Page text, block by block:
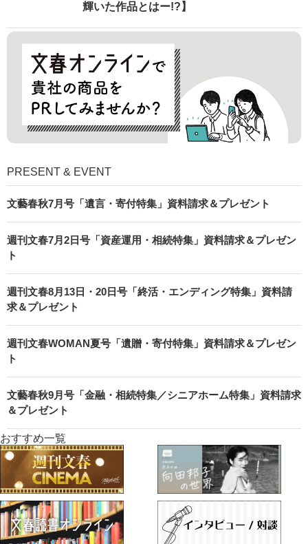
輝いた作品とはー!?】
PRESENT & EVENT
文藝春秋7月号「遺言・寄付特集」資料請求＆プレゼント
週刊文春7月2日号「資産運用・相続特集」資料請求＆プレゼン
ト
週刊文春8月13日・20日号「終活・エンディング特集」資料請
求＆プレゼント
週刊文春WOMAN夏号「遺贈・寄付特集」資料請求＆プレゼン
ト
文藝春秋9月号「金融・相続特集／シニアホーム特集」資料請求
＆プレゼント
おすすめ一覧